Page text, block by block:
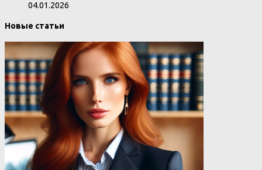
04.01.2026
Новые статьи